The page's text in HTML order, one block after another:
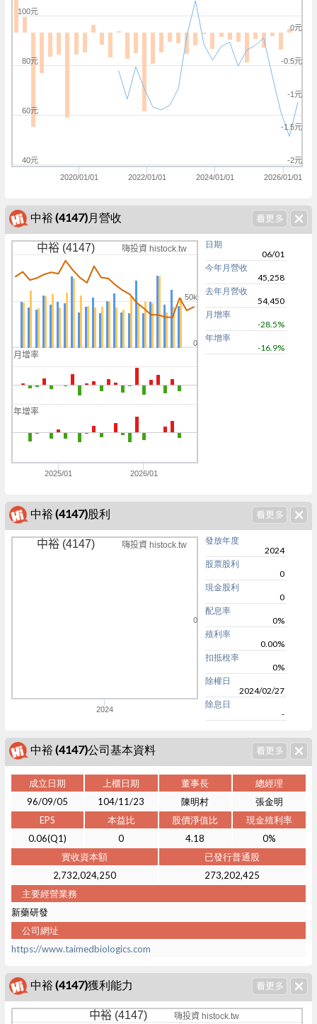
2020/01/01 2022/01/01 2024/01/01 2026/01/01
-2元
-1.5元
-1元
-0.5元
0元
40元
60元
80元
100元
中裕 (4147)月營收
月增率
年增率
中裕 (4147) 嗨投資 histock.tw
2025/01 2026/01
0
50k
日期
06/01
今年月營收
45,258
去年月營收
54,450
月增率
-28.5%
年增率
-16.9%
中裕 (4147)股利
中裕 (4147) 嗨投資 histock.tw
2024
0
發放年度
2024
股票股利
0
現金股利
0
配息率
0%
殖利率
0.00%
扣抵稅率
0%
除權日
2024/02/27
除息日
-
中裕 (4147)公司基本資料
成立日期 上櫃日期 董事長
總經理
96/09/05
104/11/23 陳明村
張金明
EPS
本益比 股價淨值比
現金殖利率
0.06(Q1)
0 4.18
0%
實收資本額
已發行普通股
2,732,024,250
273,202,425
主要經營業務
新藥研發
公司網址
https://www.taimedbiologics.com
中裕 (4147)獲利能力
中裕 (4147) 嗨投資 histock.tw